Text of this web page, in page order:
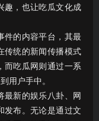
趣，也让吃瓜文化成
件的内容平台，其最
传统的新闻传播模式
而吃瓜网则通过一系
用户手中。
最新的娱乐八卦、网
发布。无论是通过文